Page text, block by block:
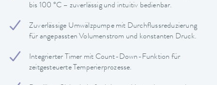
bis 100 °C – zuverlässig und intuitiv bedienbar.
Zuverlässige Umwälzpumpe mit Durchflussreduzierung
für angepassten Volumenstrom und konstanten Druck.
Integrierter Timer mit Count-Down-Funktion für
zeitgesteuerte Temperierprozesse.